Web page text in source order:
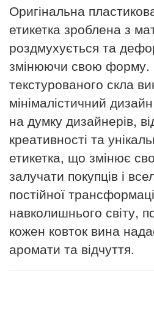
Оригінальна
етикетка зроблена з
роздмухується та
змінюючи свою форму.
текстурованого скла
мінімалістичний
на думку дизайнерів,
креативності та
етикетка, що змінює
залучати покупців і
постійної
навколишнього світу,
кожен ковток вина
аромати та відчуття.